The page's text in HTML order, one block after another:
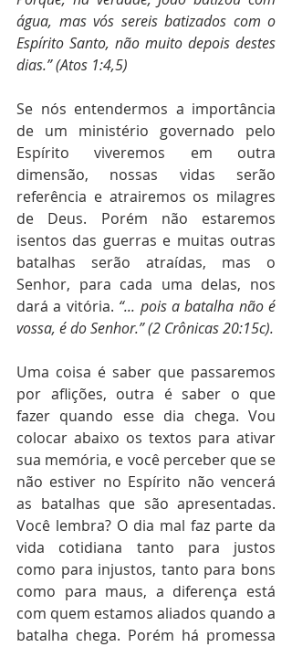
água, mas vós sereis batizados com o
Espírito Santo, não muito depois destes
dias.” (Atos 1:4,5)
Se nós entendermos a importância
de um ministério governado pelo
Espírito viveremos em outra
dimensão, nossas vidas serão
referência e atrairemos os milagres
de Deus. Porém não estaremos
isentos das guerras e muitas outras
batalhas serão atraídas, mas o
Senhor, para cada uma delas, nos
dará a vitória. “... pois a batalha não é
vossa, é do Senhor.” (2 Crônicas 20:15c).
Uma coisa é saber que passaremos
por aflições, outra é saber o que
fazer quando esse dia chega. Vou
colocar abaixo os textos para ativar
sua memória, e você perceber que se
não estiver no Espírito não vencerá
as batalhas que são apresentadas.
Você lembra? O dia mal faz parte da
vida cotidiana tanto para justos
como para injustos, tanto para bons
como para maus, a diferença está
com quem estamos aliados quando a
batalha chega. Porém há promessa